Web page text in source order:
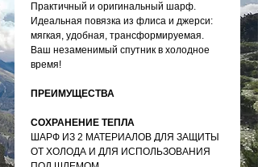
Практичный и оригинальный шарф.
Идеальная повязка из флиса и джерси:
мягкая, удобная, трансформируемая.
Ваш незаменимый спутник в холодное
время!
ПРЕИМУЩЕСТВА
СОХРАНЕНИЕ ТЕПЛА
ШАРФ ИЗ 2 МАТЕРИАЛОВ ДЛЯ ЗАЩИТЫ
ОТ ХОЛОДА И ДЛЯ ИСПОЛЬЗОВАНИЯ